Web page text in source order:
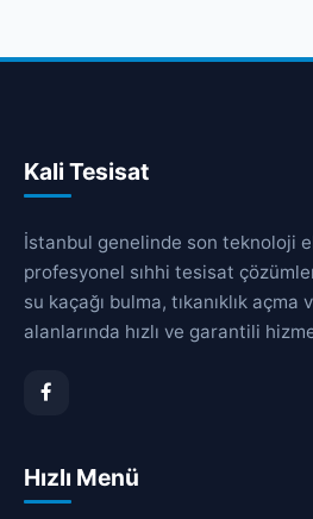
Kali Tesisat
İstanbul genelinde son teknoloji
profesyonel sıhhi tesisat
su kaçağı bulma, tıkanıklık
alanlarında hızlı ve garantili
Hızlı Menü